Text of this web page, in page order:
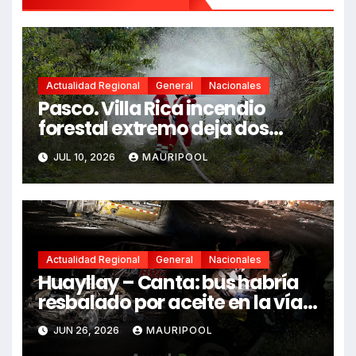
Actualidad Regional General Nacionales
Pasco. Villa Rica incendio
forestal extremo deja dos
fallecidos y heridos
JUL 10, 2026 MAURIPOOL
Actualidad Regional General Nacionales
Huayllay – Canta: bus habría
resbalado por aceite en la vía e
impactó auto siniestrado
dejando dos fallecidos
JUN 26, 2026 MAURIPOOL